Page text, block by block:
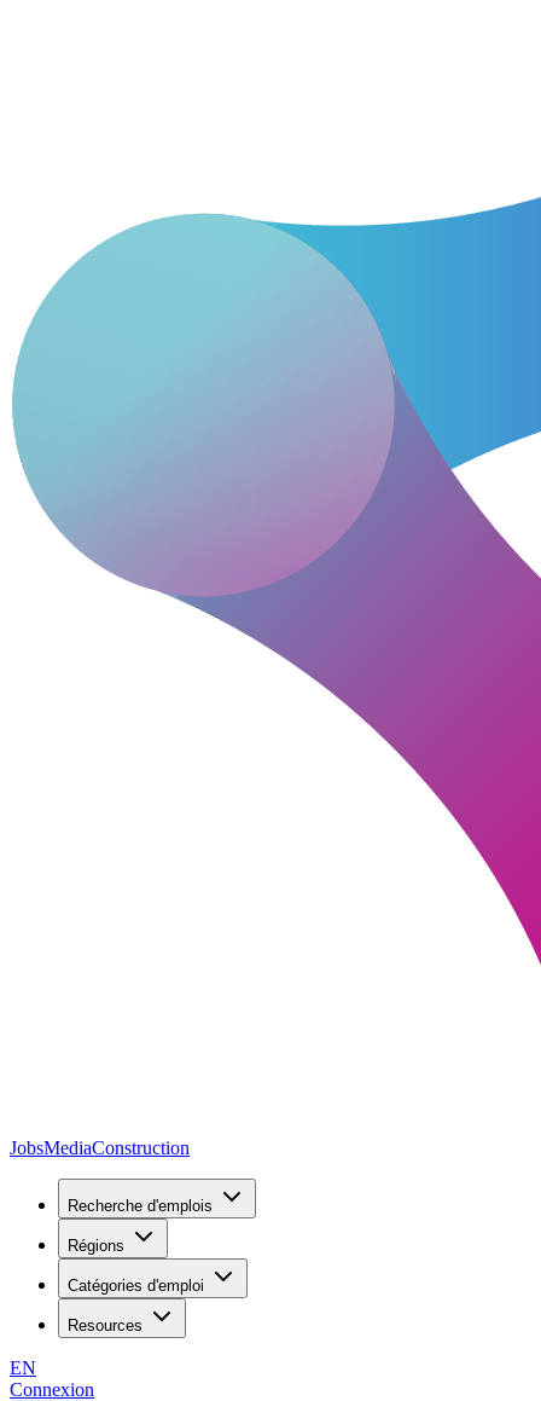
JobsMediaConstruction
Recherche d'emplois
Régions
Catégories d'emploi
Resources
EN
Connexion